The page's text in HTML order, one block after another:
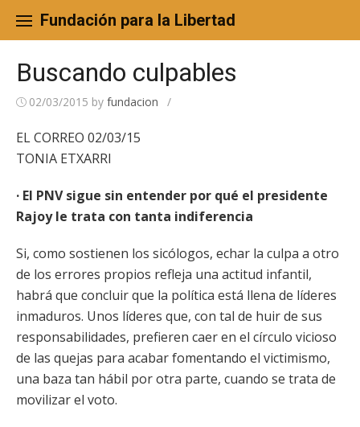
content
Fundación para la Libertad
Buscando culpables
02/03/2015 by fundacion /
EL CORREO 02/03/15
TONIA ETXARRI
· El PNV sigue sin entender por qué el presidente
Rajoy le trata con tanta indiferencia
Si, como sostienen los sicólogos, echar la culpa a otro
de los errores propios refleja una actitud infantil,
habrá que concluir que la política está llena de líderes
inmaduros. Unos líderes que, con tal de huir de sus
responsabilidades, prefieren caer en el círculo vicioso
de las quejas para acabar fomentando el victimismo,
una baza tan hábil por otra parte, cuando se trata de
movilizar el voto.